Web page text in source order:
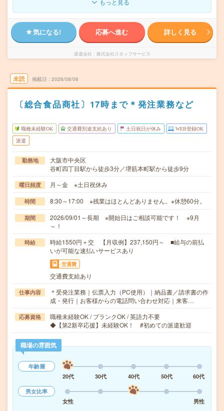
もっと見る
気になる! 応募へ進む 詳しく見る
派遣会社 株式会社スタッフサービス
未読 掲載日 2026/08/06
〔総合食品商社〕17時まで＊発注業務など
職種未経験OK 交通費別途支給あり 土日祝日が休み WEB登録OK
派遣
勤務地
大阪市中央区
谷町四丁目駅から徒歩3分／堺筋本町駅から徒歩9分
曜日頻度 月～金 ※土日祝休み
時間 8:30～17:00 ※残業はほとんどありません。※休憩60分。
期間
2026/09/01～長期 ※開始日はご相談可能です！ ※9月
～！
時給
時給1550円＋交 【月収例】237,150円～ ■給与の前払
いが可能な速払いサービスあり
交通費
交通費支給あり
仕事内容
＊受発注業務｜伝票入力（PC使用）｜納品書／請求書の作
成・発行｜お客様からの電話問い合わせ対応｜来客…
応募資格
職種未経験OK / ブランクOK / 英語力不要
◆【第2新卒応援】未経験OK！ #初めての派遣歓迎
職場の雰囲気
年齢層
20代
30代 40代 50代
60代
男女比率
女性
男性